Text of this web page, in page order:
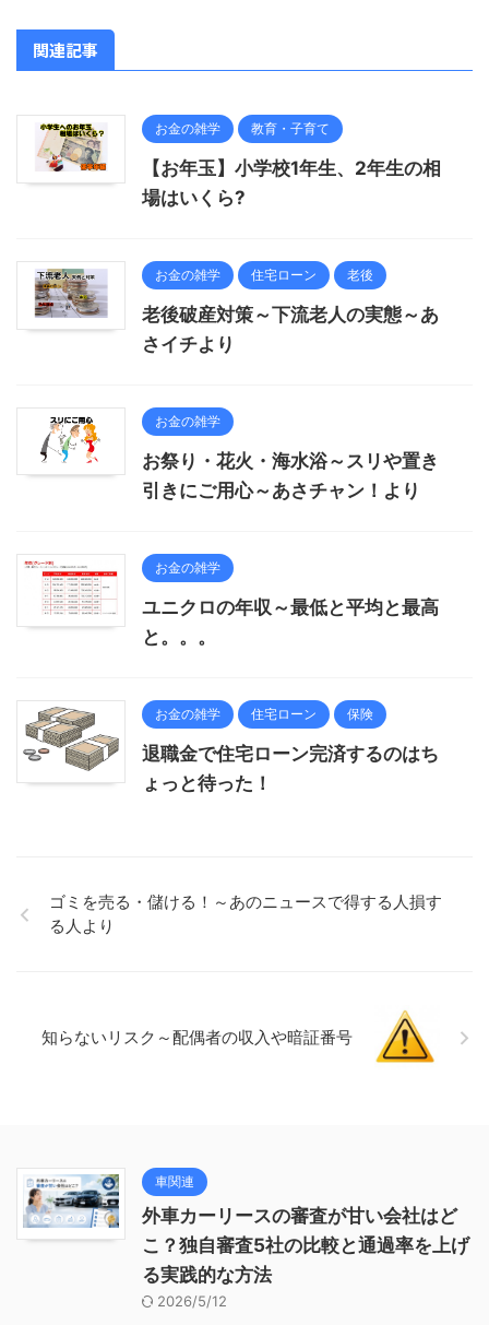
関連記事
お金の雑学 教育・子育て
【お年玉】小学校1年生、2年生の相
場はいくら?
お金の雑学 住宅ローン 老後
老後破産対策～下流老人の実態～あ
さイチより
お金の雑学
お祭り・花火・海水浴～スリや置き
引きにご用心～あさチャン！より
お金の雑学
ユニクロの年収～最低と平均と最高
と。。。
お金の雑学 住宅ローン 保険
退職金で住宅ローン完済するのはち
ょっと待った！
ゴミを売る・儲ける！～あのニュースで得する人損す
る人より
知らないリスク～配偶者の収入や暗証番号
車関連
外車カーリースの審査が甘い会社はど
こ？独自審査5社の比較と通過率を上げ
る実践的な方法
2026/5/12